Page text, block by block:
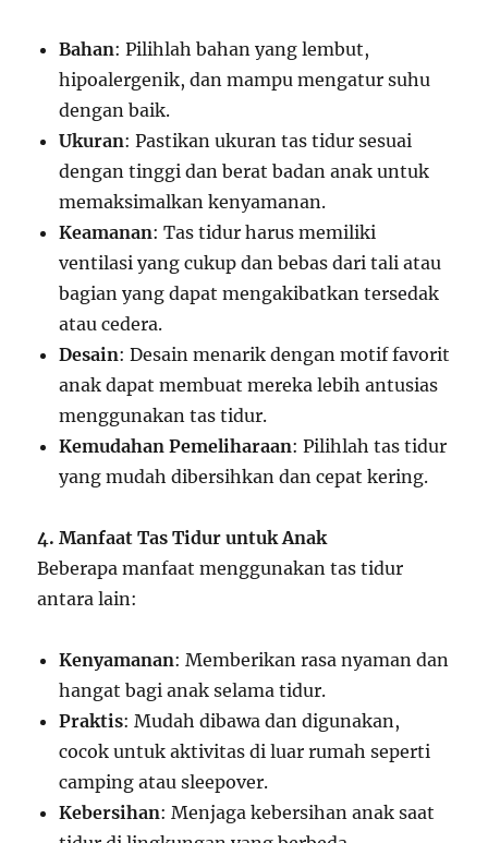
Bahan: Pilihlah bahan yang lembut,
hipoalergenik, dan mampu mengatur suhu
dengan baik.
Ukuran: Pastikan ukuran tas tidur sesuai
dengan tinggi dan berat badan anak untuk
memaksimalkan kenyamanan.
Keamanan: Tas tidur harus memiliki
ventilasi yang cukup dan bebas dari tali atau
bagian yang dapat mengakibatkan tersedak
atau cedera.
Desain: Desain menarik dengan motif favorit
anak dapat membuat mereka lebih antusias
menggunakan tas tidur.
Kemudahan Pemeliharaan: Pilihlah tas tidur
yang mudah dibersihkan dan cepat kering.
4. Manfaat Tas Tidur untuk Anak
Beberapa manfaat menggunakan tas tidur
antara lain:
Kenyamanan: Memberikan rasa nyaman dan
hangat bagi anak selama tidur.
Praktis: Mudah dibawa dan digunakan,
cocok untuk aktivitas di luar rumah seperti
camping atau sleepover.
Kebersihan: Menjaga kebersihan anak saat